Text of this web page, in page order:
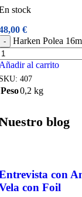
stock
€
- Harken Polea
al carrito
407
Peso0,2 kg
blog
con
con Foil